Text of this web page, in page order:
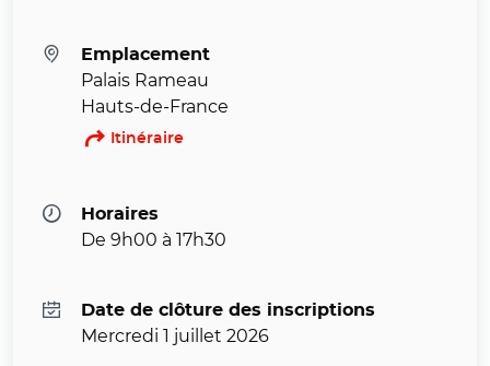
Emplacement
Palais Rameau
Hauts-de-France
Itinéraire
Horaires
De 9h00 à 17h30
Date de clôture des inscriptions
Mercredi 1 juillet 2026